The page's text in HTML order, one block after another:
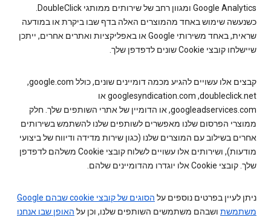
Google Analytics ומגוון רחב של שירותים ממותגי DoubleClick.
כשנעשה שימוש באחד מהמוצרים האלה בדף שבו ביקרת או במודעה
שראית, באחד משירותי Google או באפליקציות ואתרים אחרים, ייתכן
שיישלחו קובצי Cookie שונים לדפדפן שלך.
קבצים אלו עשויים להגיע מכמה דומיינים שונים, כולל google.com‏,
doubleclick.net‏, googlesyndication.com או
googleadservices.com, או הדומיין של אתרי השותפים שלך. חלק
ממוצרי הפרסום שלנו מאפשרים לשותפים שלנו להשתמש בשירותים
אחרים בשילוב עם המוצרים שלנו (כגון שירות מדידה ודיווח של ביצועי
מודעות), ושירותים אלו עשויים לשלוח קובצי Cookie משלהם לדפדפן
שלך. קובצי Cookie אלו יוגדרו מהדומיינים שלהם.
ניתן לעיין בפרטים נוספים על
משתמשת ושבהם משתמשים השותפים שלנו, וכן על האופן שבו אנחנו